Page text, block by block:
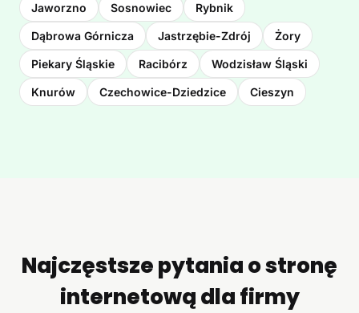
Jaworzno Sosnowiec Rybnik
Dąbrowa Górnicza Jastrzębie-Zdrój Żory
Piekary Śląskie Racibórz Wodzisław Śląski
Knurów Czechowice-Dziedzice Cieszyn
Najczęstsze pytania o stronę
internetową dla firmy